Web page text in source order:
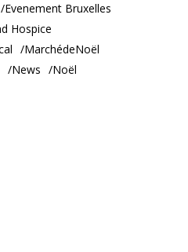
Evenement Bruxelles
Hospice
MarchédeNoël
News Noël